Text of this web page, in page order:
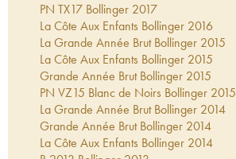
PN TX17 Bollinger 2017
La Côte Aux Enfants Bollinger 2016
La Grande Année Brut Bollinger 2015
La Côte Aux Enfants Bollinger 2015
Grande Année Brut Bollinger 2015
PN VZ15 Blanc de Noirs Bollinger 2015
La Grande Année Brut Bollinger 2014
Grande Année Brut Bollinger 2014
La Côte Aux Enfants Bollinger 2014